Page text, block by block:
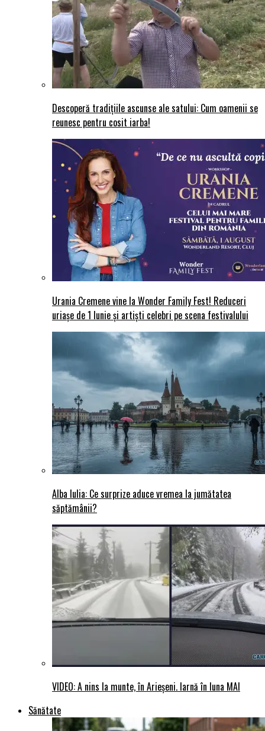
Descoperă tradițiile ascunse ale satului: Cum oamenii se
reunesc pentru cosit iarba!
Urania Cremene vine la Wonder Family Fest! Reduceri
uriașe de 1 Iunie și artiști celebri pe scena festivalului
Alba Iulia: Ce surprize aduce vremea la jumătatea
săptămânii?
VIDEO: A nins la munte, în Arieșeni. Iarnă în luna MAI
Sănătate